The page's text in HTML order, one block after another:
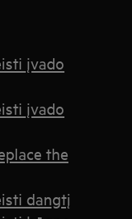
įvado
įvado
the
dangtį